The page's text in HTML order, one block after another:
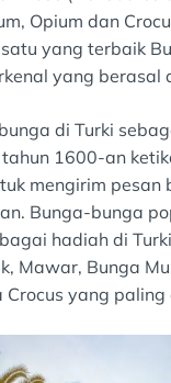
Opium dan
yang terbaik
yang berasal
di Turki
1600-an
mengirim pesan
Bunga-bunga
hadiah di
Mawar, Bunga
yang paling